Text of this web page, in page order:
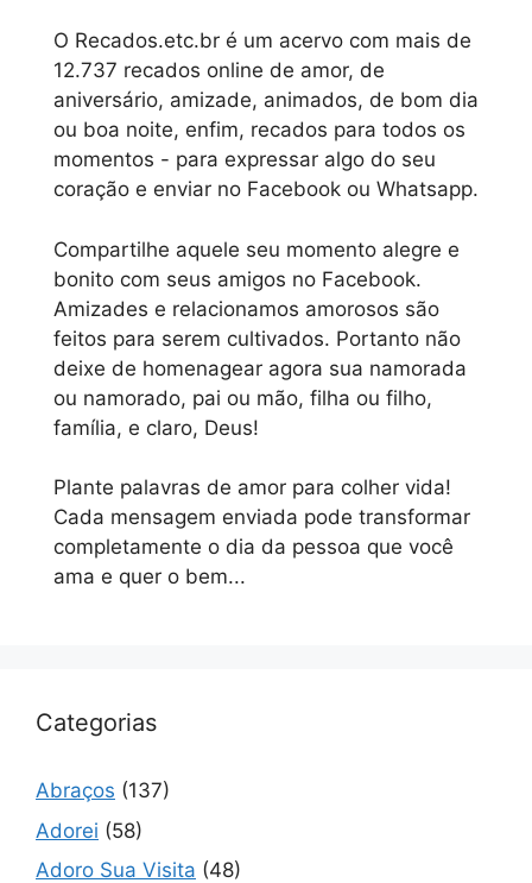
O Recados.etc.br é um acervo com mais de
12.737 recados online de amor, de
aniversário, amizade, animados, de bom dia
ou boa noite, enfim, recados para todos os
momentos - para expressar algo do seu
coração e enviar no Facebook ou Whatsapp.
Compartilhe aquele seu momento alegre e
bonito com seus amigos no Facebook.
Amizades e relacionamos amorosos são
feitos para serem cultivados. Portanto não
deixe de homenagear agora sua namorada
ou namorado, pai ou mão, filha ou filho,
família, e claro, Deus!
Plante palavras de amor para colher vida!
Cada mensagem enviada pode transformar
completamente o dia da pessoa que você
ama e quer o bem...
Categorias
Abraços (137)
Adorei (58)
Adoro Sua Visita (48)